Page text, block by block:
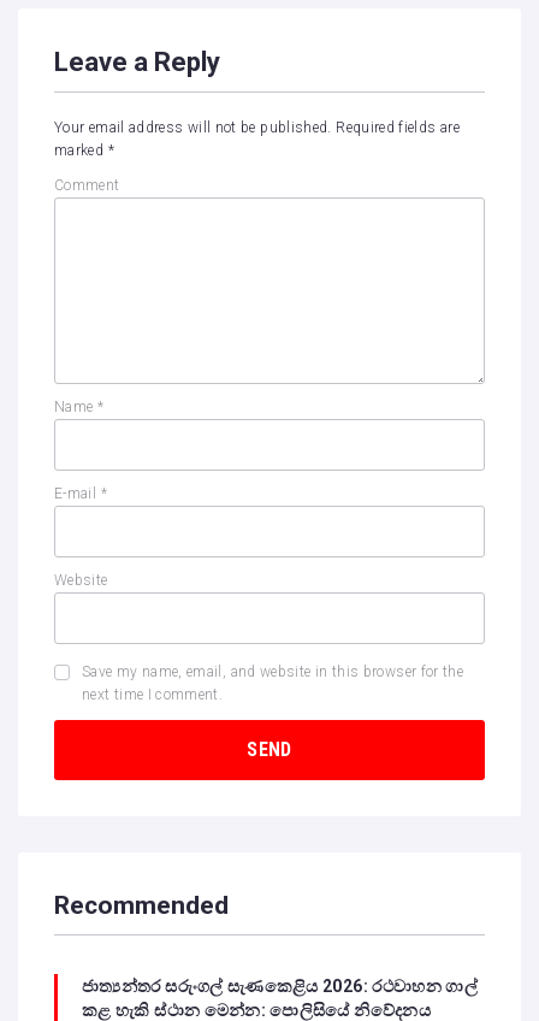
Leave a Reply
Your email address will not be published. Required fields are
marked *
Comment
Name *
E-mail *
Website
Save my name, email, and website in this browser for the
next time I comment.
Recommended
ජාත්‍යන්තර සරුංගල් සැණකෙළිය 2026: රථවාහන ගාල්
කළ හැකි ස්ථාන මෙන්න: පොලිසියේ නිවේදනය